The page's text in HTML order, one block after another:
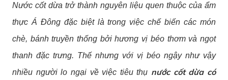
Nước cốt dừa trở thành nguyên liệu quen thuộc của ẩm
thực Á Đông đặc biệt là trong việc chế biến các món
chè, bánh truyền thống bởi hương vị béo thơm và ngọt
thanh đặc trưng. Thế nhưng với vị béo ngậy như vậy
nhiều người lo ngại về việc tiêu thụ nước cốt dừa có